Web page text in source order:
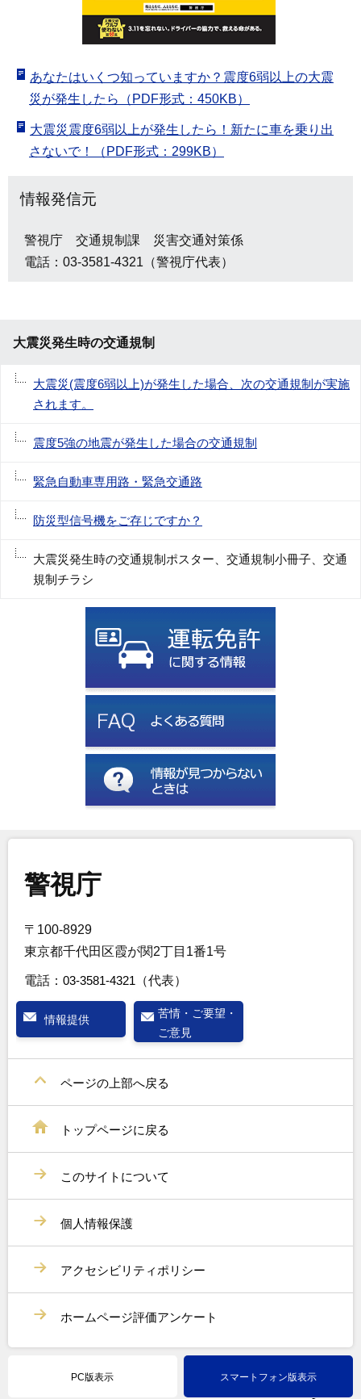
あなたはいくつ知っていますか？震度6弱以上の大震
災が発生したら（PDF形式：450KB）
大震災震度6弱以上が発生したら！新たに車を乗り出
さないで！（PDF形式：299KB）
情報発信元
警視庁 交通規制課 災害交通対策係
電話：03-3581-4321（警視庁代表）
大震災発生時の交通規制
大震災(震度6弱以上)が発生した場合、次の交通規制が実施
されます。
震度5強の地震が発生した場合の交通規制
緊急自動車専用路・緊急交通路
防災型信号機をご存じですか？
大震災発生時の交通規制ポスター、交通規制小冊子、交通
規制チラシ
警視庁
〒100-8929
東京都千代田区霞が関2丁目1番1号
電話： 03-3581-4321 （代表）
情報提供
苦情・ご要望・
ご意見
ページの上部へ戻る
トップページに戻る
このサイトについて
個人情報保護
アクセシビリティポリシー
ホームページ評価アンケート
PC版表示 スマートフォン版表示